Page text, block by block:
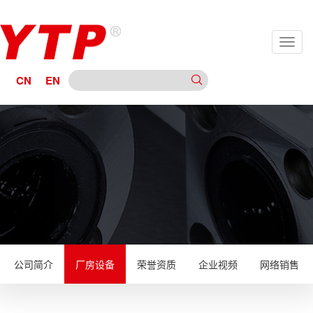
CN EN
公司简介 厂房设备 荣誉资质 企业视频 网络销售